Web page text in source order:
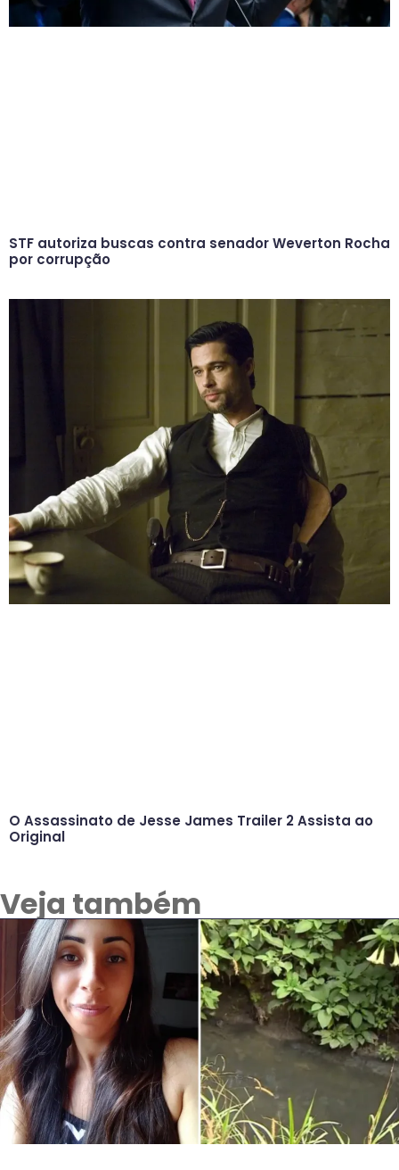
STF autoriza buscas contra senador Weverton Rocha
por corrupção
O Assassinato de Jesse James Trailer 2 Assista ao
Original
Veja também